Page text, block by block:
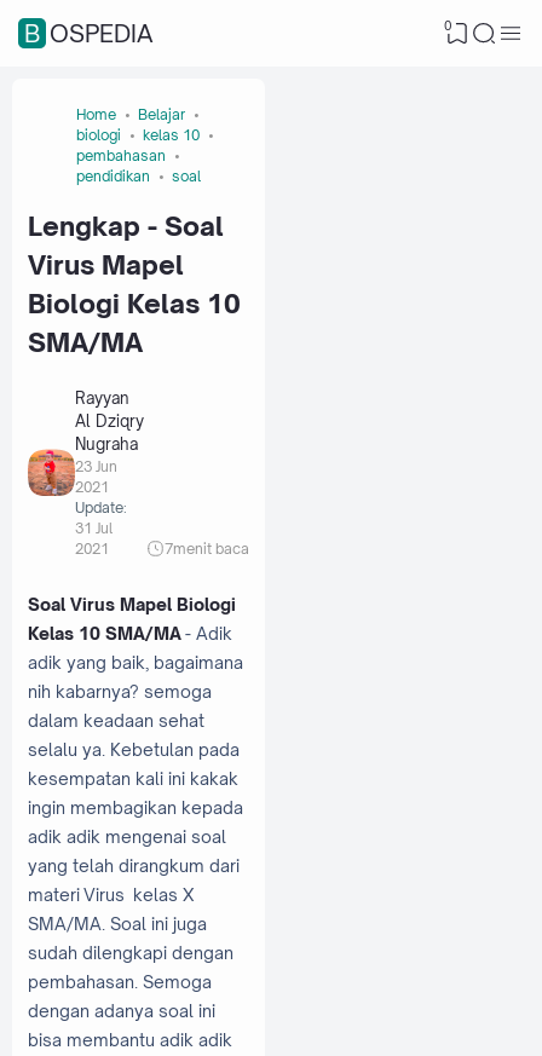
BOSPEDIA 0
Home
Belajar
biologi
kelas 10
pembahasan
pendidikan
soal
Lengkap - Soal
Virus Mapel
Biologi Kelas 10
SMA/MA
Rayyan
Al Dziqry
Nugraha
23 Jun
2021
Update:
31 Jul
2021
7menit baca
Soal Virus Mapel Biologi
Kelas 10 SMA/MA- Adik
adik yang baik, bagaimana
nih kabarnya? semoga
dalam keadaan sehat
selalu ya. Kebetulan pada
kesempatan kali ini kakak
ingin membagikan kepada
adik adik mengenai soal
yang telah dirangkum dari
materi Virus kelas X
SMA/MA. Soal ini juga
sudah dilengkapi dengan
pembahasan. Semoga
dengan adanya soal ini
bisa membantu adik adik